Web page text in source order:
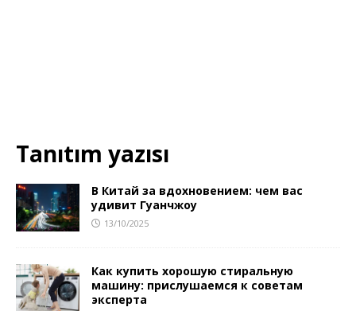
Tanıtım yazısı
В Китай за вдохновением: чем вас
удивит Гуанчжоу
13/10/2025
Как купить хорошую стиральную
машину: прислушаемся к советам
эксперта